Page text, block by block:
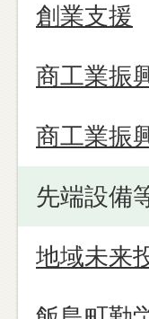
創業支援
商工業振
商工業振
先端設備
地域未来